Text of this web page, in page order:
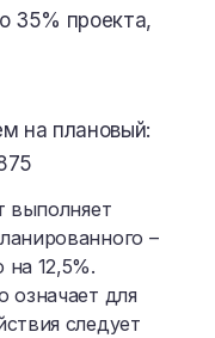
35% проекта,
на плановый:
выполняет
–
на 12,5%.
означает для
следует